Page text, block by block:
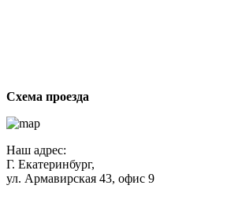
Схема проезда
Наш адрес:
Г. Екатеринбург,
ул. Армавирская 43, офис 9